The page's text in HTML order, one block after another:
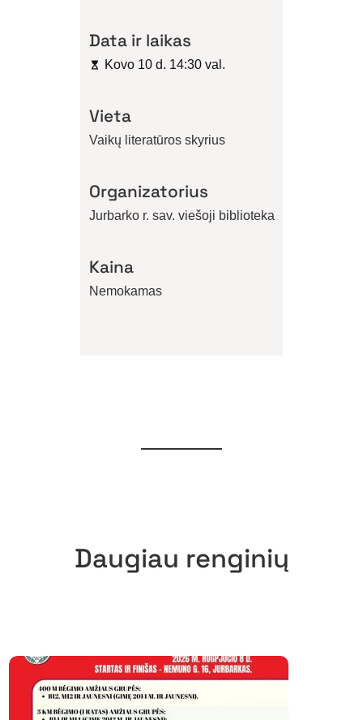
Data ir laikas
Kovo 10 d. 14:30 val.
Vieta
Vaikų literatūros skyrius
Organizatorius
Jurbarko r. sav. viešoji biblioteka
Kaina
Nemokamas
Daugiau renginių